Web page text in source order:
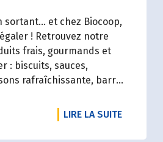
sortant... et chez Biocoop,
! Retrouvez notre
frais, gourmands et
: biscuits, sauces,
rafraîchissante, barres
produits du 2 juillet au 12
LIRE LA SUITEDE